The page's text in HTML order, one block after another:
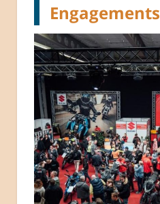
Engagements